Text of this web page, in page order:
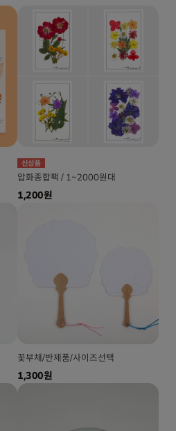
압화종합팩 / 1~2000원대
1,200원
꽃부채/반제품/사이즈선택
1,300원